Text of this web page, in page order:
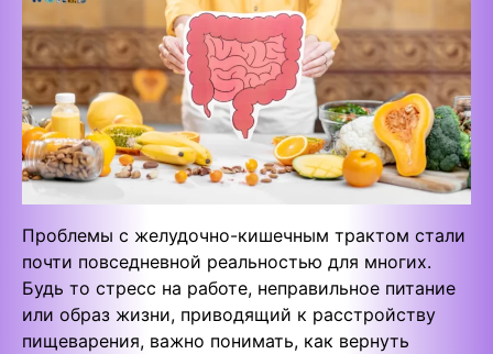
Проблемы с желудочно-кишечным трактом стали
почти повседневной реальностью для многих.
Будь то стресс на работе, неправильное питание
или образ жизни, приводящий к расстройству
пищеварения, важно понимать, как вернуть